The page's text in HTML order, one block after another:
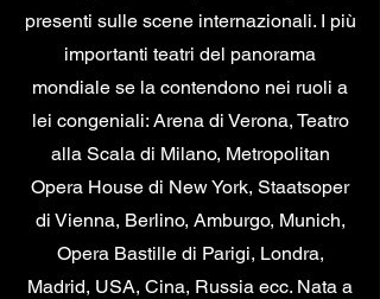
presenti sulle scene internazionali. I più
importanti teatri del panorama
mondiale se la contendono nei ruoli a
lei congeniali: Arena di Verona, Teatro
alla Scala di Milano, Metropolitan
Opera House di New York, Staatsoper
di Vienna, Berlino, Amburgo, Munich,
Opera Bastille di Parigi, Londra,
Madrid, USA, Cina, Russia ecc. Nata a